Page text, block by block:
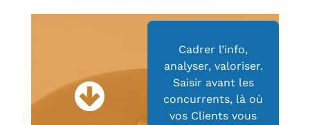
Cadrer l’info,
analyser, valoriser.
Saisir avant les
concurrents, là où
vos Clients vous